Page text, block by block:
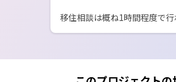
移住相談は概ね1時間程度で
`д･´)